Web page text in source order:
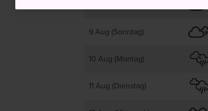
9 Aug (Sonntag)
10 Aug (Montag)
11 Aug (Dienstag)